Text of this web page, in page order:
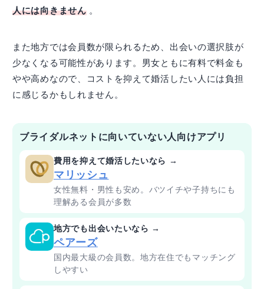
人には向きません。
また地方では会員数が限られるため、出会いの選択肢が
少なくなる可能性があります。男女ともに有料で料金も
やや高めなので、コストを抑えて婚活したい人には負担
に感じるかもしれません。
ブライダルネットに向いていない人向けアプリ
費用を抑えて婚活したいなら →
マリッシュ
女性無料・男性も安め。バツイチや子持ちにも
理解ある会員が多数
地方でも出会いたいなら →
ペアーズ
国内最大級の会員数。地方在住でもマッチング
しやすい